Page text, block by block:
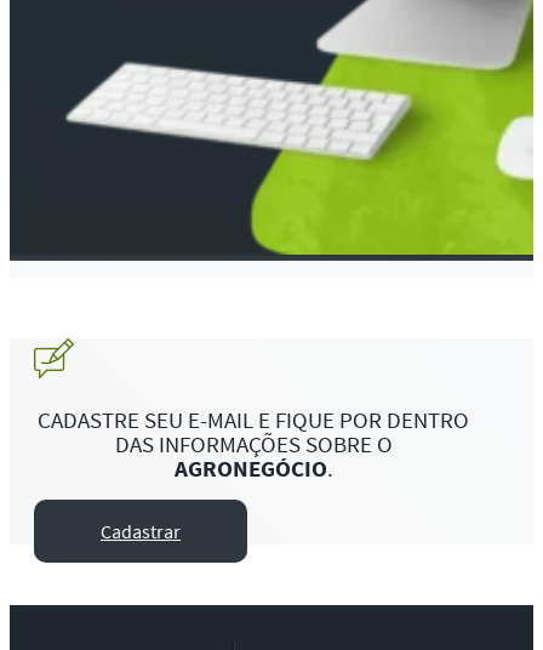
CADASTRE SEU E-MAIL E FIQUE POR DENTRO
DAS INFORMAÇÕES SOBRE O
AGRONEGÓCIO.
Cadastrar